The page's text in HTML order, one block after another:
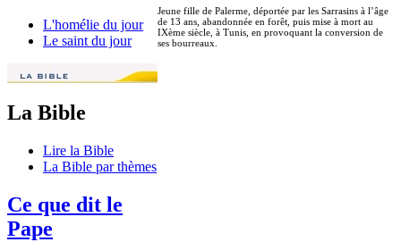
L'homélie du jour
Le saint du jour
La Bible
Lire la Bible
La Bible par thèmes
Ce que dit le
Pape
Jeune fille de Palerme, déportée par les Sarrasins à l’âge
de 13 ans, abandonnée en forêt, puis mise à mort au
IXème siècle, à Tunis, en provoquant la conversion de
ses bourreaux.